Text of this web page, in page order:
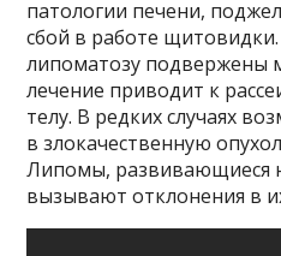
патологии печени,
сбой в работе
липоматозу подвержены
лечение приводит к
телу. В редких случаях
в злокачественную
Липомы, развивающиеся
вызывают отклонения в